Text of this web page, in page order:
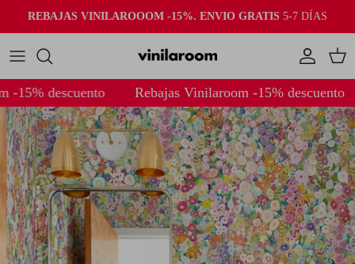
REBAJAS VINILAROOOM -15%. ENVIO GRATIS 5-7 DÍAS
Cuenta
descuento Rebajas Vinilaroom -15% descuento
Ir directamente a la información del producto